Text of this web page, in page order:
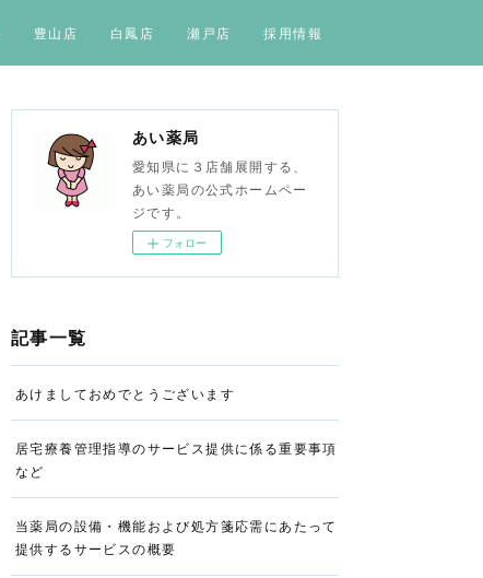
豊山店 白鳳店 瀬戸店 採用情報
あい薬局
愛知県に３店舗展開する、
あい薬局の公式ホームペー
ジです。
フォロー
記事一覧
あけましておめでとうございます
居宅療養管理指導のサービス提供に係る重要事項
など
当薬局の設備・機能および処方箋応需にあたって
提供するサービスの概要